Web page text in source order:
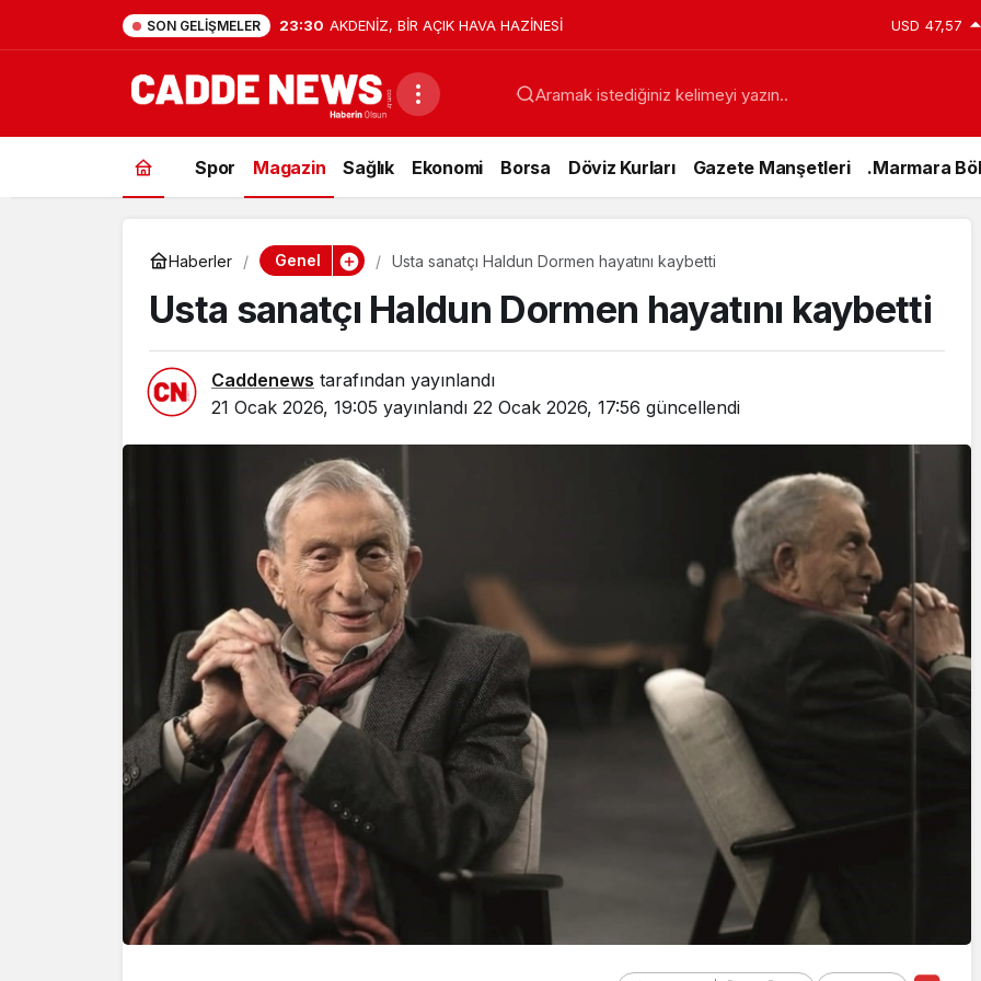
SON GELIŞMELER 23:30 AKDENİZ, BİR AÇIK HAVA HAZİNESİ USD 47,57
Aramak istediğiniz kelimeyi yazın..
Spor Magazin Sağlık Ekonomi Borsa Döviz Kurları Gazete Manşetleri .Marmara
Haberler Genel Usta sanatçı Haldun Dormen hayatını kaybetti
Usta sanatçı Haldun Dormen hayatını kaybetti
Caddenews tarafından yayınlandı
21 Ocak 2026, 19:05 yayınlandı 22 Ocak 2026, 17:56 güncellendi
AKDENİZ, BİR AÇIK
HAVA HAZİNESİ
Genel
15 Temmuz’da
Cumhurbaşkanı
Erdoğan’a Suikast
Girişiminde Bulunan
FETÖ Firarisi B.K.
Afyonkarahisar’da